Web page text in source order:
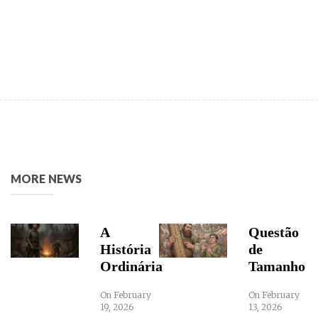
MORE NEWS
A
História
Ordinária
On February
19, 2026
Questão
de
Tamanho
On February
13, 2026